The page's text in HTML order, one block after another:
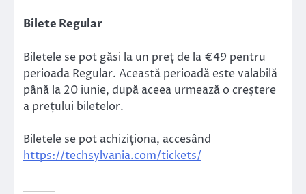
Bilete Regular
Biletele se pot găsi la un preț de la €49 pentru
perioada Regular. Această perioadă este valabilă
până la 20 iunie, după aceea urmează o creștere
a prețului biletelor.
Biletele se pot achiziționa, accesând
https://techsylvania.com/tickets/